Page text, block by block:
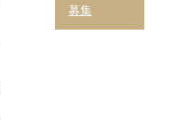
募集